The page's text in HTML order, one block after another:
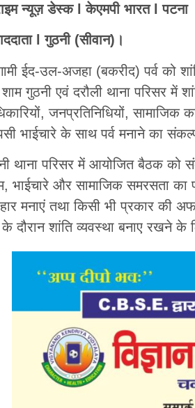
न्यूज़ डेस्क l केएमपी भारत l पटना
l गुठनी (सीवान)।
ईद-उल-अजहा (बकरीद) पर्व को
गुठनी एवं दरौली थाना परिसर
जनप्रतिनिधियों, सामाजिक
भाईचारे के साथ पर्व मनाने का
थाना परिसर में आयोजित बैठक को
भाईचारे और सामाजिक समरसता का
मनाएं तथा किसी भी प्रकार की
के दौरान शांति व्यवस्था बनाए रखने